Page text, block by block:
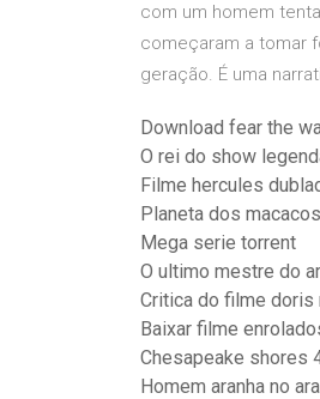
com um homem
começaram a tomar
geração. É uma
Download fear the
O rei do show
Filme hercules
Planeta dos
Mega serie torrent
O ultimo mestre do
Critica do filme
Baixar filme
Chesapeake shores
Homem aranha no